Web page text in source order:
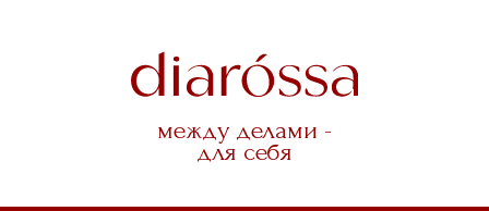
между делами -
для себя